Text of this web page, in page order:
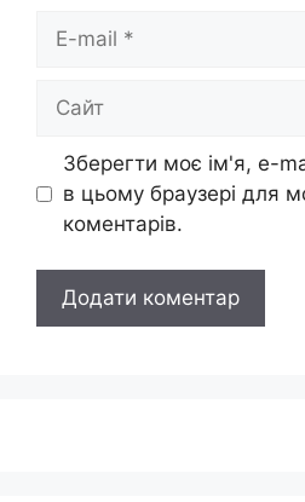
mail
Зберегти моє ім'я, e-
в цьому браузері для
коментарів.